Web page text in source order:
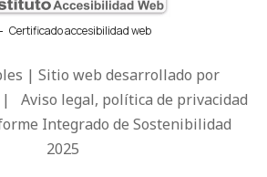
Certificado accesibilidad web
| Sitio web desarrollado por
| Aviso legal, política de privacidad
Integrado de Sostenibilidad
2025